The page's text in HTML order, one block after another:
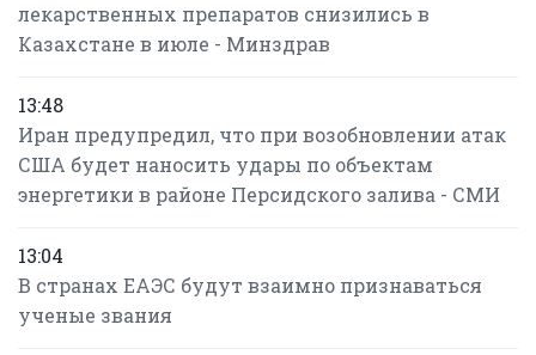
лекарственных препаратов снизились в
Казахстане в июле - Минздрав
13:48
Иран предупредил, что при возобновлении атак
США будет наносить удары по объектам
энергетики в районе Персидского залива - СМИ
13:04
В странах ЕАЭС будут взаимно признаваться
ученые звания